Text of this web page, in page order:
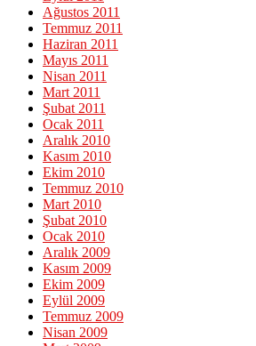
Ağustos 2011
Temmuz 2011
Haziran 2011
Mayıs 2011
Nisan 2011
Mart 2011
Şubat 2011
Ocak 2011
Aralık 2010
Kasım 2010
Ekim 2010
Temmuz 2010
Mart 2010
Şubat 2010
Ocak 2010
Aralık 2009
Kasım 2009
Ekim 2009
Eylül 2009
Temmuz 2009
Nisan 2009